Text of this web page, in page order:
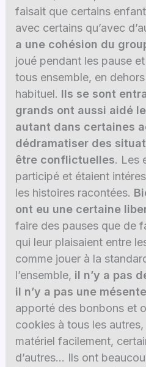
faisait que certains
avec certains qu’avec
a une cohésion du
joué pendant les pause
tous ensemble, en
habituel. Ils se sont
grands ont aussi aidé
autant dans certaines
dédramatiser des
être conflictuelles. Les
participé et étaient
les histoires racontées.
ont eu une certaine
faire des pauses que de
qui leur plaisaient entre
comme jouer à la
l’ensemble, il n’y a pas
il n’y a pas une
apporté des bonbons et
cookies à tous les
matériel facilement,
d’autres… Ils ont